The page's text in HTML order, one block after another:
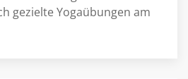
gezielte Yogaübungen am